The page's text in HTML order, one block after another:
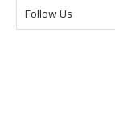
Follow Us